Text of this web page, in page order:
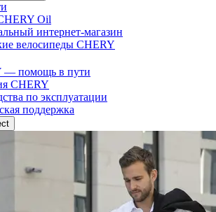
Oil
интернет-магазин
велосипеды CHERY
— помощь в пути
CHERY
по эксплуатации
поддержка